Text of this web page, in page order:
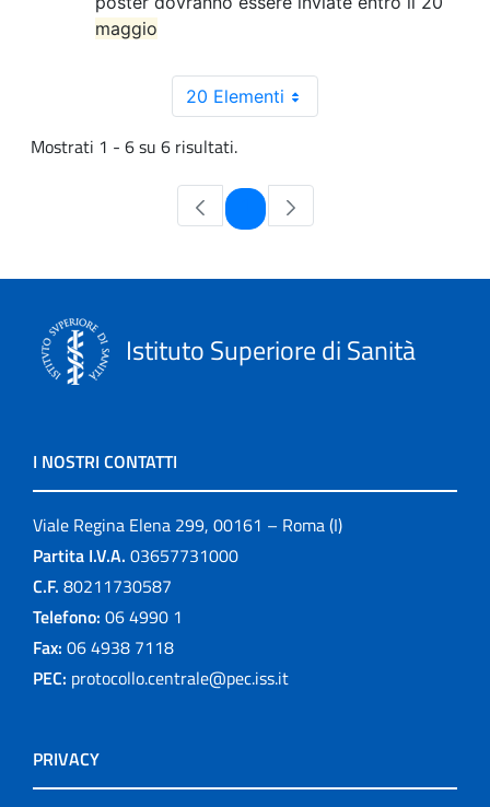
maggio
20 Elementi
Mostrati 1 - 6 su 6 risultati.
Pagina
Istituto Superiore di Sanità
I NOSTRI CONTATTI
Viale Regina Elena 299, 00161 – Roma (I)
Partita I.V.A. 03657731000
C.F. 80211730587
Telefono: 06 4990 1
Fax: 06 4938 7118
PEC: protocollo.centrale@pec.iss.it
PRIVACY